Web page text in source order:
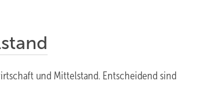
und Mittelstand. Entscheidend sind